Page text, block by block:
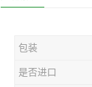
包装
是否进口